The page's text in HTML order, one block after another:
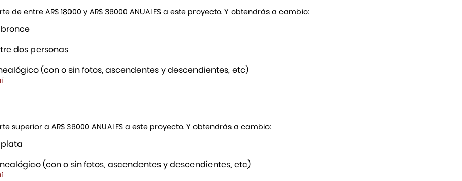
de entre AR$ 18000 y AR$ 36000 ANUALES a este proyecto. Y obtendrás a cambio:
dos personas
(con o sin fotos, ascendentes y descendientes, etc)
superior a AR$ 36000 ANUALES a este proyecto. Y obtendrás a cambio:
plata
(con o sin fotos, ascendentes y descendientes, etc)